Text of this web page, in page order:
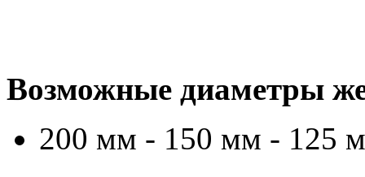
Возможные диаметры
200 мм - 150 мм - 125